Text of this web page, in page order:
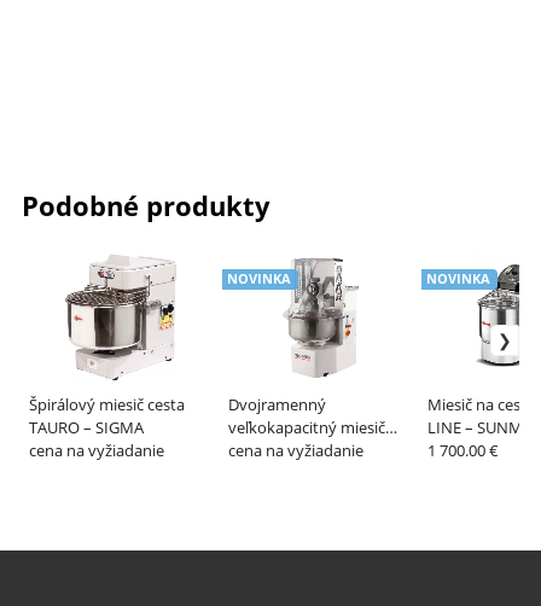
Podobné produkty
Špirálový miesič cesta
TAURO – SIGMA
cena na vyžiadanie
Dvojramenný
veľkokapacitný miesič
cesta – SIGMA
NOVINKA
cena na vyžiadanie
Miesič na cesto,
LINE – SUNMIX
NOVINKA
1 700.00 €